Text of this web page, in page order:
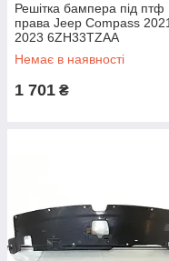
Решітка бампера під птф
права Jeep Compass
2023 6ZH33TZAA
Немає в наявності
1 701 ₴